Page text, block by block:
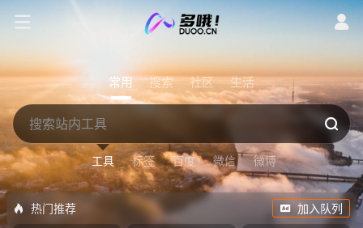
常用 搜索 社区 生活
工具 标签 百度 微信 微博
热门推荐
加入队列